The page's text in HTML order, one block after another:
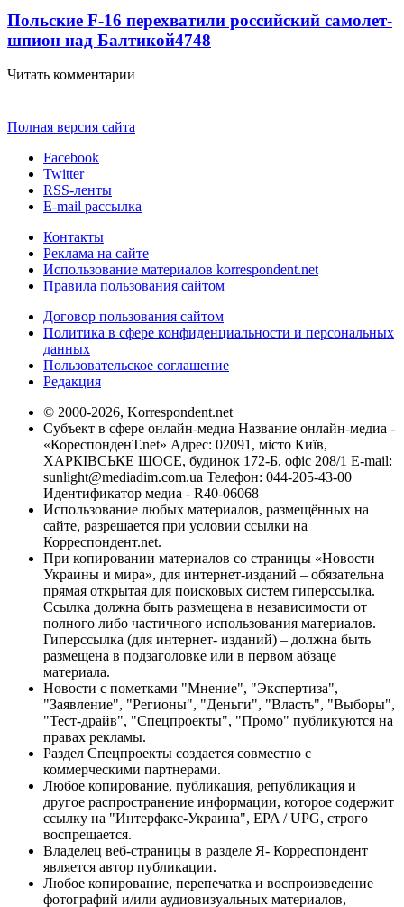
Польские F-16 перехватили российский самолет-
шпион над Балтикой4748
Читать комментарии
Полная версия сайта
Facebook
Twitter
RSS-ленты
E-mail рассылка
Контакты
Реклама на сайте
Использование материалов korrespondent.net
Правила пользования сайтом
Договор пользования сайтом
Политика в сфере конфиденциальности и персональных
данных
Пользовательское соглашение
Редакция
© 2000-2026, Korrespondent.net
Субъект в сфере онлайн-медиа Название онлайн-медиа -
«КореспонденТ.net» Адрес: 02091, місто Київ,
ХАРКІВСЬКЕ ШОСЕ, будинок 172-Б, офіс 208/1 E-mail:
sunlight@mediadim.com.ua Телефон: 044-205-43-00
Идентификатор медиа - R40-06068
Использование любых материалов, размещённых на
сайте, разрешается при условии ссылки на
Корреспондент.net.
При копировании материалов со страницы «Новости
Украины и мира», для интернет-изданий – обязательна
прямая открытая для поисковых систем гиперссылка.
Ссылка должна быть размещена в независимости от
полного либо частичного использования материалов.
Гиперссылка (для интернет- изданий) – должна быть
размещена в подзаголовке или в первом абзаце
материала.
Новости с пометками "Мнение", "Экспертиза",
"Заявление", "Регионы", "Деньги", "Власть", "Выборы",
"Тест-драйв", "Спецпроекты", "Промо" публикуются на
правах рекламы.
Раздел Спецпроекты создается совместно с
коммерческими партнерами.
Любое копирование, публикация, републикация и
другое распространение информации, которое содержит
ссылку на "Интерфакс-Украина", EPA / UPG, строго
воспрещается.
Владелец веб-страницы в разделе Я- Корреспондент
является автор публикации.
Любое копирование, перепечатка и воспроизведение
фотографий и/или аудиовизуальных материалов,